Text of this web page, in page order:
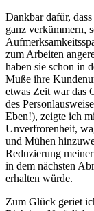
Dankbar dafür,
ganz verkümmern,
zum Arbeiten
haben sie schon in
Muße ihre
etwas Zeit war das
des
Eben!), zeigte ich
Unverfrorenheit,
und Mühen
Reduzierung
in dem nächsten
erhalten würde.
Zum Glück geriet